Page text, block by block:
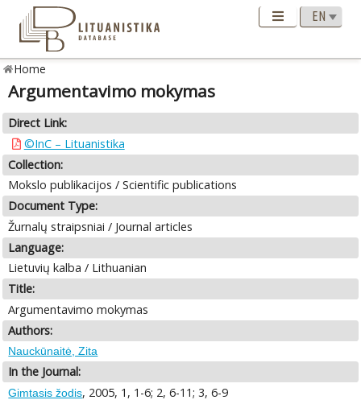
Home
Argumentavimo mokymas
Direct Link:
©InC – Lituanistika
Collection:
Mokslo publikacijos / Scientific publications
Document Type:
Žurnalų straipsniai / Journal articles
Language:
Lietuvių kalba / Lithuanian
Title:
Argumentavimo mokymas
Authors:
Nauckūnaitė, Zita
In the Journal:
Gimtasis žodis, 2005, 1, 1-6; 2, 6-11; 3, 6-9